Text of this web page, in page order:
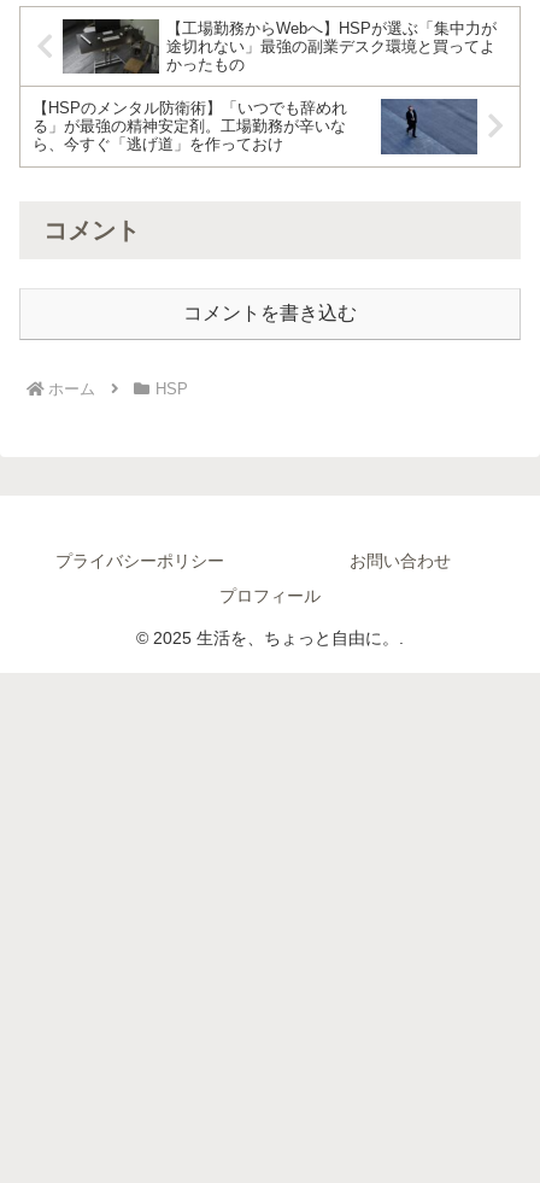
【工場勤務からWebへ】HSPが選ぶ「集中力が
途切れない」最強の副業デスク環境と買ってよ
かったもの
【HSPのメンタル防衛術】「いつでも辞めれ
る」が最強の精神安定剤。工場勤務が辛いな
ら、今すぐ「逃げ道」を作っておけ
コメント
コメントを書き込む
ホーム HSP
プライバシーポリシー
お問い合わせ
プロフィール
© 2025 生活を、ちょっと自由に。.